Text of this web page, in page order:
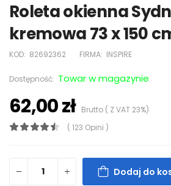
Roleta okienna
kremowa 73 x 150
KOD: 82692362 FIRMA: INSPIRE
Dostępność: Towar w magazynie
62,00 złBrutto ( Z VAT 23%)
( 123 Opini )
Dodaj do